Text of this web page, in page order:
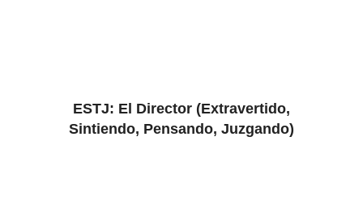
ESTJ: El Director (Extravertido,
Sintiendo, Pensando, Juzgando)